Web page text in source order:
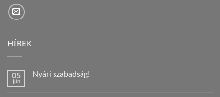
HÍREK
05
jún
Nyári szabadság!